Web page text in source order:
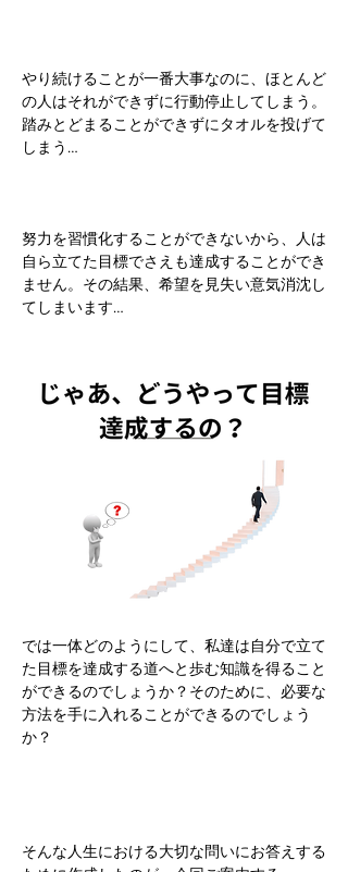
やり続けることが一番大事なのに、ほとんど
の人はそれができずに行動停止してしまう。
踏みとどまることができずにタオルを投げて
しまう…
努力を習慣化することができないから、人は
自ら立てた目標でさえも達成することができ
ません。その結果、希望を見失い意気消沈し
てしまいます…
では一体どのようにして、私達は自分で立て
た目標を達成する道へと歩む知識を得ること
ができるのでしょうか？そのために、必要な
方法を手に入れることができるのでしょう
か？
そんな人生における大切な問いにお答えする